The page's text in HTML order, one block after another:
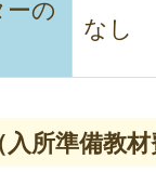
の
なし
所準備教